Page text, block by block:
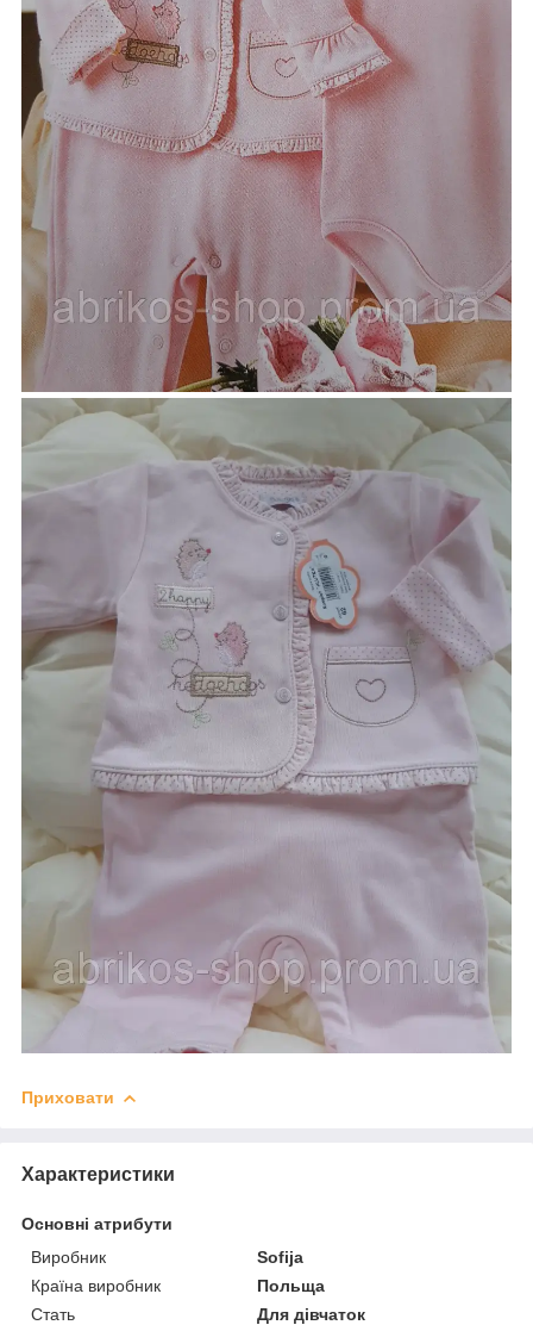
Приховати
Характеристики
Основні атрибути
Виробник
Sofija
Країна виробник
Польща
Стать
Для дівчаток